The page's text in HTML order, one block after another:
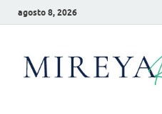
agosto 8, 2026